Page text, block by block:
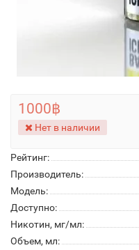
Рейтинг:
Производитель:
Модель:
Доступно:
Никотин, мг/мл:
Объем, мл:
1000฿
Нет в наличии